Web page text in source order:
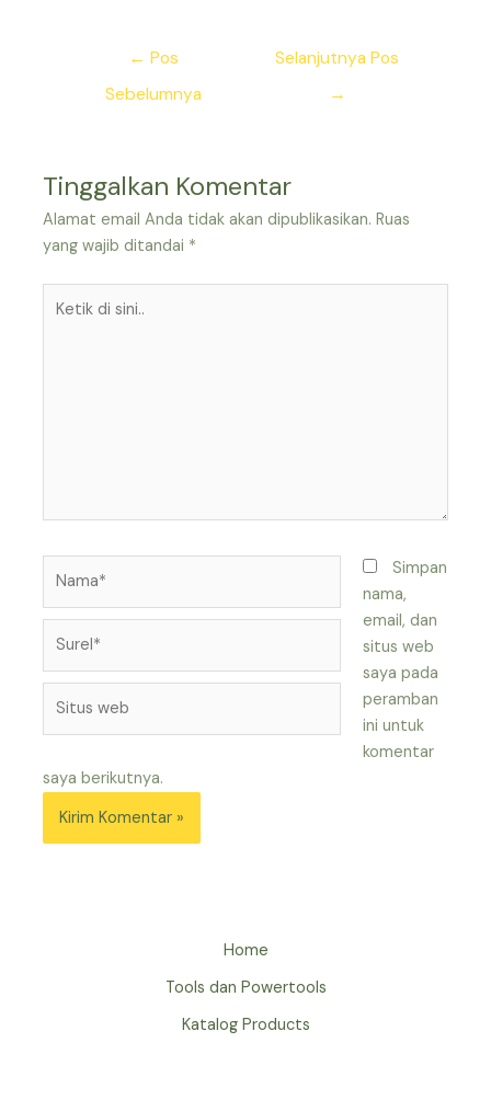
← Pos
Sebelumnya
Selanjutnya Pos
→
Tinggalkan Komentar
Alamat email Anda tidak akan dipublikasikan. Ruas
yang wajib ditandai *
web
Simpan
nama,
email, dan
situs web
saya pada
peramban
ini untuk
komentar
saya berikutnya.
Home
Tools dan Powertools
Katalog Products